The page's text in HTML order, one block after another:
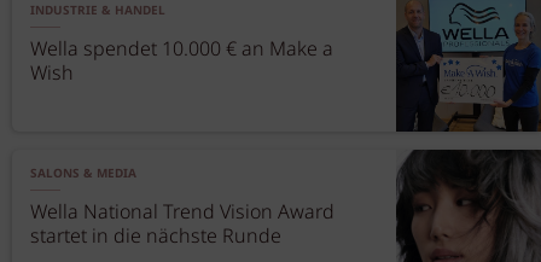
INDUSTRIE & HANDEL
Wella spendet 10.000 € an Make a
Wish
SALONS & MEDIA
Wella National Trend Vision Award
startet in die nächste Runde